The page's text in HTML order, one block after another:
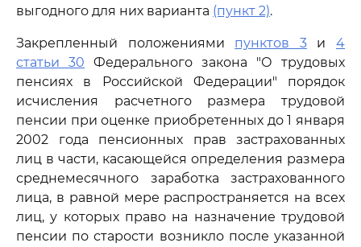
выгодного для них варианта (пункт 2).
Закрепленный положениями пунктов 3и4
статьи 30 Федерального закона "О трудовых
пенсиях в Российской Федерации" порядок
исчисления расчетного размера трудовой
пенсии при оценке приобретенных до 1 января
2002 года пенсионных прав застрахованных
лиц в части, касающейся определения размера
среднемесячного заработка застрахованного
лица, в равной мере распространяется на всех
лиц, у которых право на назначение трудовой
пенсии по старости возникло после указанной